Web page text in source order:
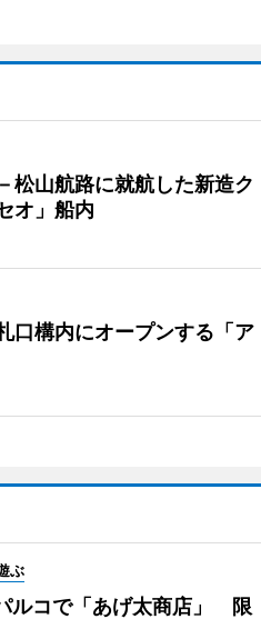
松山航路に就航した新造ク
オ」船内
口構内にオープンする「ア
ぶ
ルコで「あげ太商店」 限